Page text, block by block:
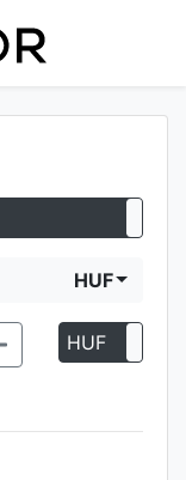
HUF
HUF